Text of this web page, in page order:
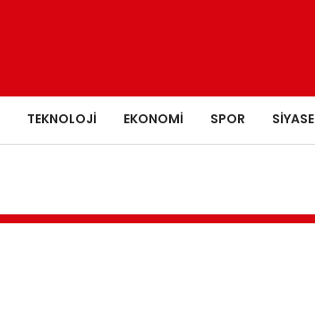
TEKNOLOJI EKONOMI SPOR